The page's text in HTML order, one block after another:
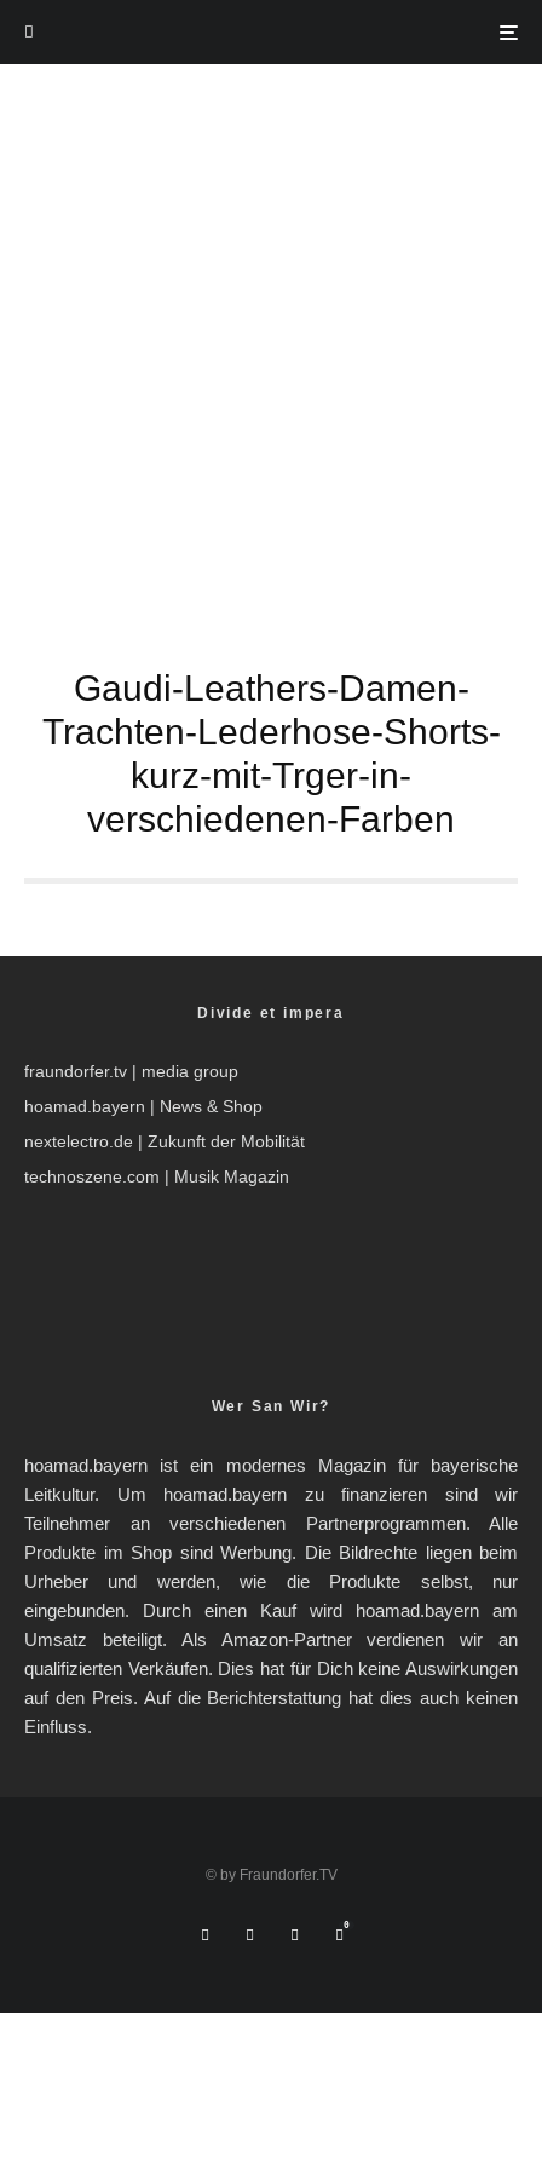
Gaudi-Leathers-Damen-
Trachten-Lederhose-Shorts-
kurz-mit-Trger-in-
verschiedenen-Farben
Divide et impera
fraundorfer.tv | media group
hoamad.bayern | News & Shop
nextelectro.de | Zukunft der Mobilität
technoszene.com | Musik Magazin
Wer San Wir?
hoamad.bayern ist ein modernes Magazin für bayerische
Leitkultur. Um hoamad.bayern zu finanzieren sind wir
Teilnehmer an verschiedenen Partnerprogrammen. Alle
Produkte im Shop sind Werbung. Die Bildrechte liegen beim
Urheber und werden, wie die Produkte selbst, nur
eingebunden. Durch einen Kauf wird hoamad.bayern am
Umsatz beteiligt. Als Amazon-Partner verdienen wir an
qualifizierten Verkäufen. Dies hat für Dich keine Auswirkungen
auf den Preis. Auf die Berichterstattung hat dies auch keinen
Einfluss.
© by Fraundorfer.TV
0